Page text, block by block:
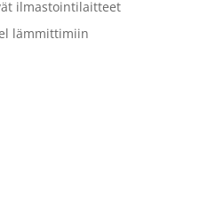
ilmastointilaitteet
lämmittimiin